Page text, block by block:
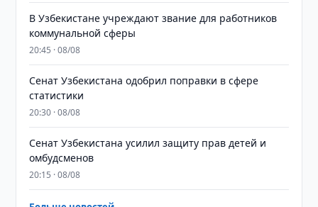
В Узбекистане учреждают звание для работников
коммунальной сферы
20:45 · 08/08
Сенат Узбекистана одобрил поправки в сфере
статистики
20:30 · 08/08
Сенат Узбекистана усилил защиту прав детей и
омбудсменов
20:15 · 08/08